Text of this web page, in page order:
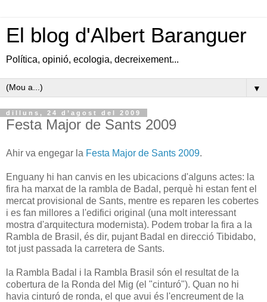
El blog d'Albert Baranguer
Política, opinió, ecologia, decreixement...
▼
dilluns, 24 d’agost del 2009
Festa Major de Sants 2009
Ahir va engegar la Festa Major de Sants 2009.
Enguany hi han canvis en les ubicacions d'alguns actes: la
fira ha marxat de la rambla de Badal, perquè hi estan fent el
mercat provisional de Sants, mentre es reparen les cobertes
i es fan millores a l'edifici original (una molt interessant
mostra d'arquitectura modernista). Podem trobar la fira a la
Rambla de Brasil, és dir, pujant Badal en direcció Tibidabo,
tot just passada la carretera de Sants.
la Rambla Badal i la Rambla Brasil són el resultat de la
cobertura de la Ronda del Mig (el "cinturó"). Quan no hi
havia cinturó de ronda, el que avui és l'encreument de la